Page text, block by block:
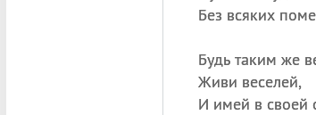
Без всяких
Будь таким же
Живи веселей,
И имей в своей